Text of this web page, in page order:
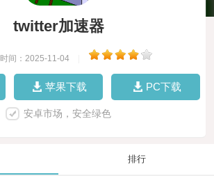
twitter加速器
时间：2025-11-04
苹果下载 PC下载
安卓市场，安全绿色
排行